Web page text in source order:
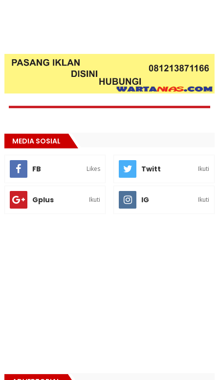
MEDIA SOSIAL
FB Likes Twitt Ikuti
Gplus Ikuti IG Ikuti